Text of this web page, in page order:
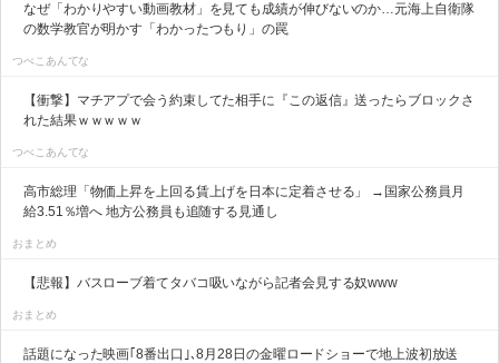
なぜ「わかりやすい動画教材」を見ても成績が伸びないのか…元海上自衛隊
の数学教官が明かす「わかったつもり」の罠
つべこあんてな
【衝撃】マチアプで会う約束してた相手に『この返信』送ったらブロックさ
れた結果ｗｗｗｗｗ
つべこあんてな
高市総理「物価上昇を上回る賃上げを日本に定着させる」 →国家公務員月
給3.51％増へ 地方公務員も追随する見通し
おまとめ
【悲報】バスローブ着てタバコ吸いながら記者会見する奴www
おまとめ
話題になった映画｢8番出口｣､8月28日の金曜ロードショーで地上波初放送